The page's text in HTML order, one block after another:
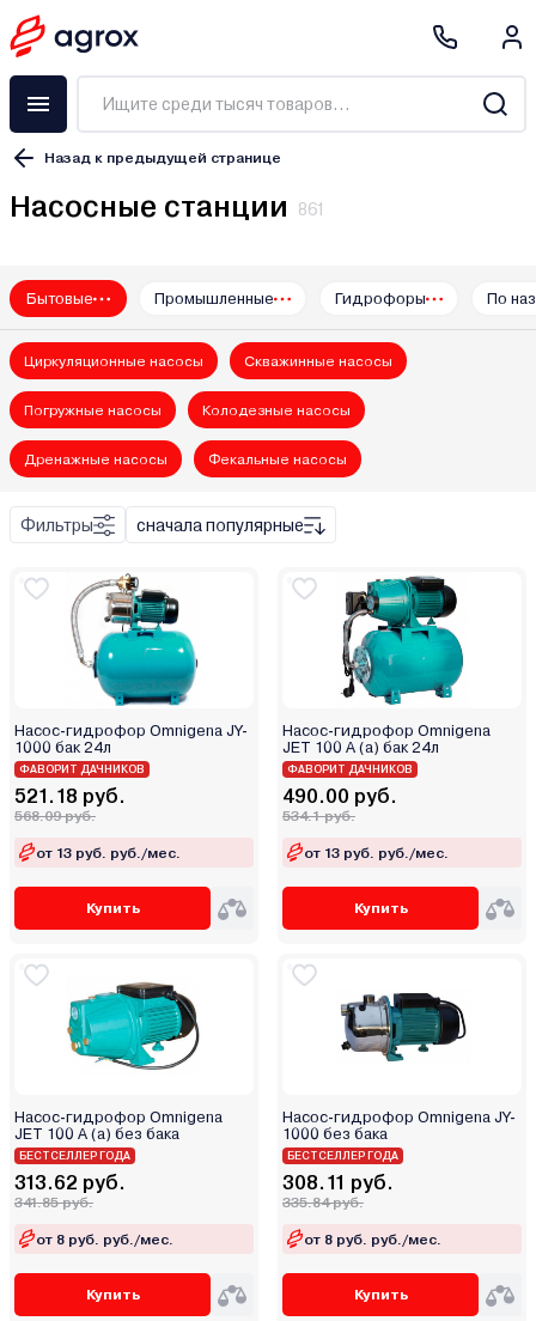
Назад к предыдущей странице
Насосные станции 861
A&P
Acquaer
Aiken
AL-KO
Alarko
ALTECO
Aqualink
Aquastrong
Aquatech
Aquavita
AquaViva
Arka
Arven
Asilak
Aspen Pumps
AV Engineering
Black & Decker
Bosch (Бош)
Brado
CNP
Dab
Daewoo
Deko
DGM
Бытовой
Промышленный
Установка канализационная
Насос
Насосная станция
Бытовые Промышленные Гидрофоры По
Циркуляционные насосы Скважинные насосы
Погружные насосы Колодезные насосы
Дренажные насосы Фекальные насосы
Фильтры сначала популярные
Насос-гидрофор Omnigena JY-
1000 бак 24л
ФАВОРИТ ДАЧНИКОВ
521.18 руб.
568.09 руб.
от 13 руб. руб./мес.
Купить
Насос-гидрофор Omnigena
JET 100 A (a) бак 24л
ФАВОРИТ ДАЧНИКОВ
490.00 руб.
534.1 руб.
от 13 руб. руб./мес.
Купить
Насос-гидрофор Omnigena
JET 100 A (a) без бака
БЕСТСЕЛЛЕР ГОДА
313.62 руб.
341.85 руб.
от 8 руб. руб./мес.
Купить
Насос-гидрофор Omnigena JY-
1000 без бака
БЕСТСЕЛЛЕР ГОДА
308.11 руб.
335.84 руб.
от 8 руб. руб./мес.
Купить